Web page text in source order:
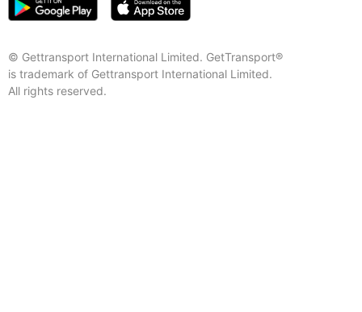
© Gettransport International Limited. GetTransport®
is trademark of Gettransport International Limited.
All rights reserved.